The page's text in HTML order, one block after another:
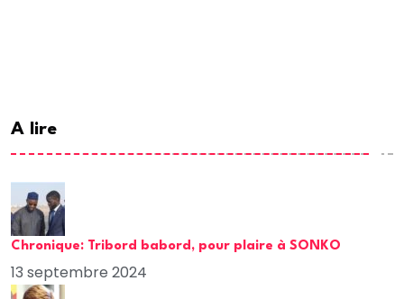
A lire
Chronique: Tribord babord, pour plaire à SONKO
13 septembre 2024